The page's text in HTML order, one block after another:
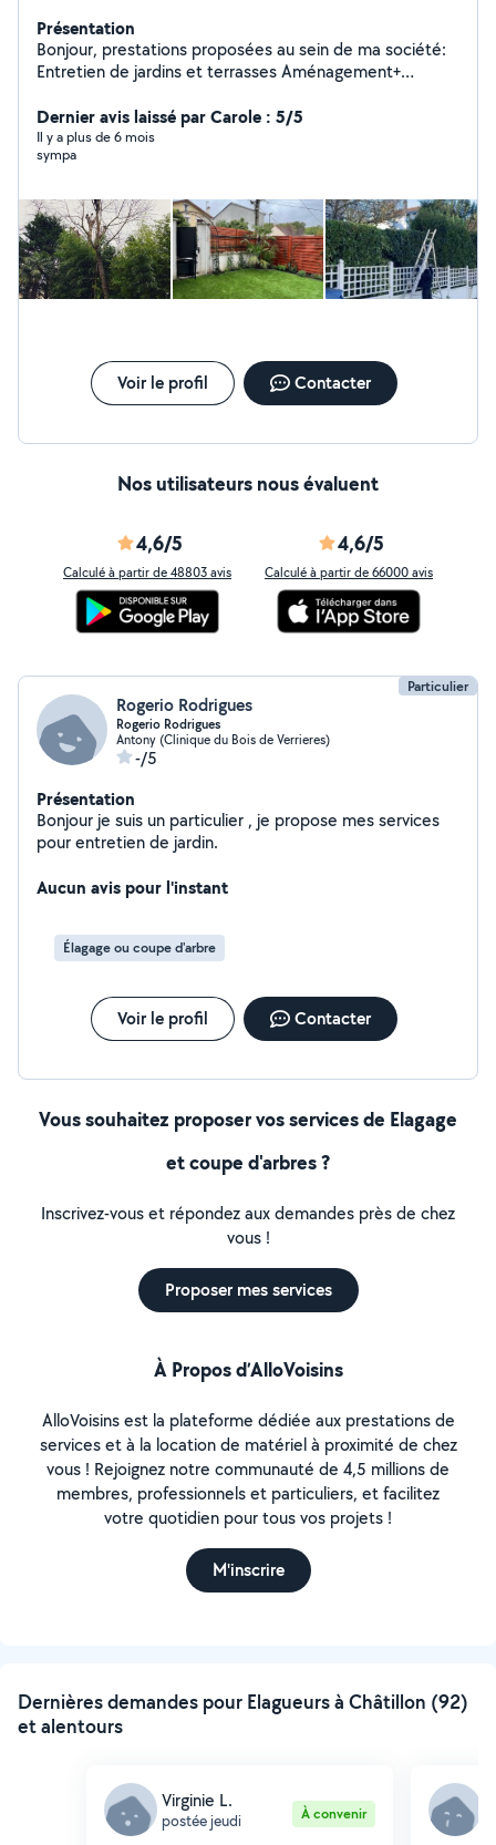
Présentation
Bonjour, prestations proposées au sein de ma société:
Entretien de jardins et terrasses Aménagement+
votre disposition pour tout compléments d'informations
Dernier avis laissé par Carole : 5/5
Il y a plus de 6 mois
sympa
Voir le profil Contacter
Nos utilisateurs nous évaluent
4,6/5
Calculé à partir de 48803 avis
4,6/5
Calculé à partir de 66000 avis
Particulier
Rogerio Rodrigues
Rogerio Rodrigues
Antony (Clinique du Bois de Verrieres)
-/5
Présentation
Bonjour je suis un particulier , je propose mes services
pour entretien de jardin.
Aucun avis pour l'instant
Élagage ou coupe d'arbre
Voir le profil Contacter
Vous souhaitez proposer vos services de Elagage
et coupe d'arbres ?
Inscrivez-vous et répondez aux demandes près de chez
vous !
Proposer mes services
À Propos d’AlloVoisins
AlloVoisins est la plateforme dédiée aux prestations de
services et à la location de matériel à proximité de chez
vous ! Rejoignez notre communauté de 4,5 millions de
membres, professionnels et particuliers, et facilitez
votre quotidien pour tous vos projets !
M'inscrire
Dernières demandes pour Elagueurs à Châtillon (92)
et alentours
Virginie L.
postée jeudi À convenir